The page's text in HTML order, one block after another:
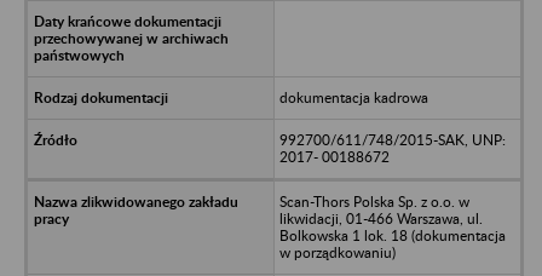
dokumentacja kadrowa
992700/611/748/2015-SAK, UNP:
2017- 00188672
Scan-Thors Polska Sp. z o.o. w
likwidacji, 01-466 Warszawa, ul.
Bolkowska 1 lok. 18 (dokumentacja
w porządkowaniu)